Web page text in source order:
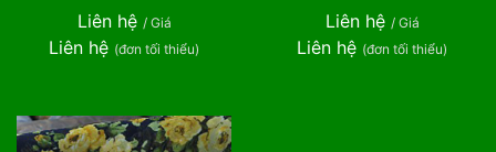
Liên hệ / Giá
Liên hệ (đơn tối thiểu)
Liên hệ / Giá
Liên hệ (đơn tối thiểu)